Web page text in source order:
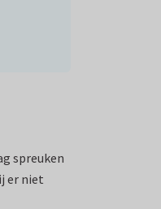
spreuken
er niet